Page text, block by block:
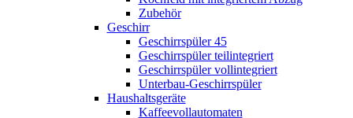
Zubehör
Geschirr
Geschirrspüler 45
Geschirrspüler teilintegriert
Geschirrspüler vollintegriert
Unterbau-Geschirrspüler
Haushaltsgeräte
Kaffeevollautomaten